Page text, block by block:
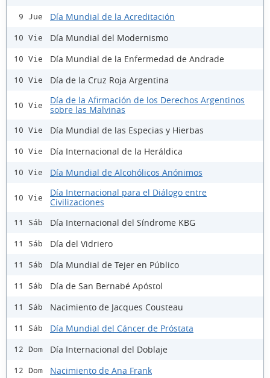
9 Jue Día Mundial de la Acreditación
10 Vie Día Mundial del Modernismo
10 Vie Día Mundial de la Enfermedad de Andrade
10 Vie Día de la Cruz Roja Argentina
10 Vie
Día de la Afirmación de los Derechos Argentinos
sobre las Malvinas
10 Vie Día Mundial de las Especias y Hierbas
10 Vie Día Internacional de la Heráldica
10 Vie Día Mundial de Alcohólicos Anónimos
10 Vie
Día Internacional para el Diálogo entre
Civilizaciones
11 Sáb Día Internacional del Síndrome KBG
11 Sáb Día del Vidriero
11 Sáb Día Mundial de Tejer en Público
11 Sáb Día de San Bernabé Apóstol
11 Sáb Nacimiento de Jacques Cousteau
11 Sáb Día Mundial del Cáncer de Próstata
12 Dom Día Internacional del Doblaje
12 Dom Nacimiento de Ana Frank